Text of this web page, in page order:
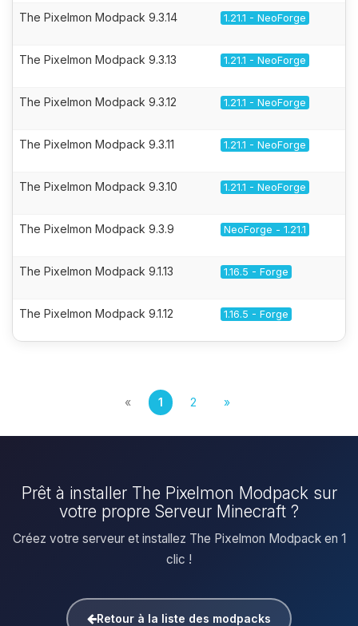
The Pixelmon Modpack 9.3.14 1.21.1 - NeoForge
The Pixelmon Modpack 9.3.13 1.21.1 - NeoForge
The Pixelmon Modpack 9.3.12 1.21.1 - NeoForge
The Pixelmon Modpack 9.3.11 1.21.1 - NeoForge
The Pixelmon Modpack 9.3.10 1.21.1 - NeoForge
The Pixelmon Modpack 9.3.9 NeoForge - 1.21.1
The Pixelmon Modpack 9.1.13 1.16.5 - Forge
The Pixelmon Modpack 9.1.12 1.16.5 - Forge
« 1 2 »
Prêt à installer The Pixelmon Modpack sur
votre propre Serveur Minecraft ?
Créez votre serveur et installez The Pixelmon Modpack en 1
clic !
Retour à la liste des modpacks